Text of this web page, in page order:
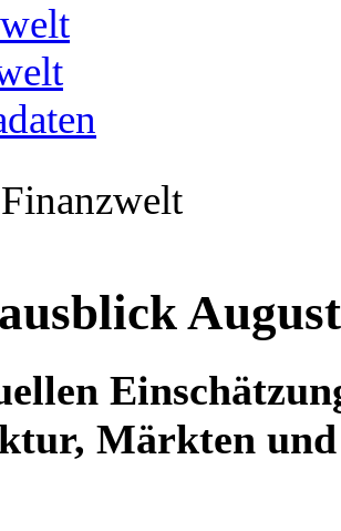
Finanzwelt
Märkten und